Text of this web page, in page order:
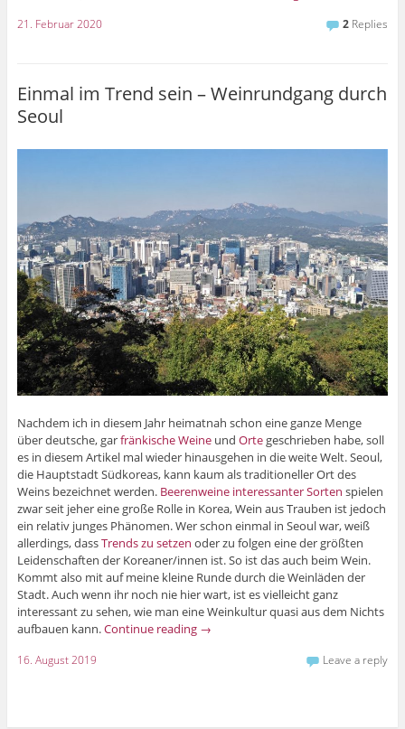
21. Februar 2020 2 Replies
Einmal im Trend sein – Weinrundgang durch
Seoul
Nachdem ich in diesem Jahr heimatnah schon eine ganze Menge
über deutsche, garfränkische Weineund Ortegeschrieben habe, soll
es in diesem Artikel mal wieder hinausgehen in die weite Welt. Seoul,
die Hauptstadt Südkoreas, kann kaum als traditioneller Ort des
Weins bezeichnet werden. Beerenweine interessanter Sorten spielen
zwar seit jeher eine große Rolle in Korea, Wein aus Trauben ist jedoch
ein relativ junges Phänomen. Wer schon einmal in Seoul war, weiß
allerdings, dassTrends zu setzen oder zu folgen eine der größten
Leidenschaften der Koreaner/innen ist. So ist das auch beim Wein.
Kommt also mit auf meine kleine Runde durch die Weinläden der
Stadt. Auch wenn ihr noch nie hier wart, ist es vielleicht ganz
interessant zu sehen, wie man eine Weinkultur quasi aus dem Nichts
aufbauen kann.Continue reading →
16. August 2019 Leave a reply